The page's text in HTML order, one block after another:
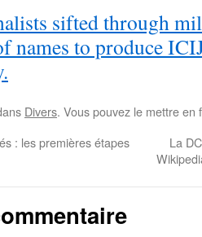
sifted through
names to produce
Divers. Vous pouvez le mettre
: les premières étapes
La